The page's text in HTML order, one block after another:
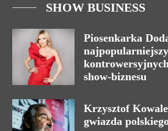
SHOW BUSINESS
Piosenkarka
show-biznesu
Krzysztof
gwiazda